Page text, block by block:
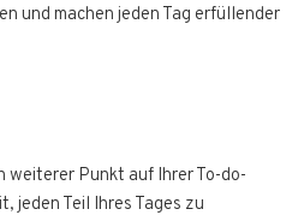
und machen jeden Tag erfüllender
weiterer Punkt auf Ihrer To-do-
jeden Teil Ihres Tages zu